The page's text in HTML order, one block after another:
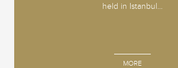
held in Istanbul...
MORE